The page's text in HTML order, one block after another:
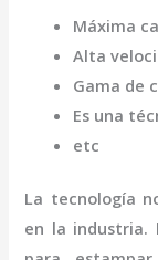
Máxima
Alta
Gama de
Es una
etc
La tecnología
en la industria.